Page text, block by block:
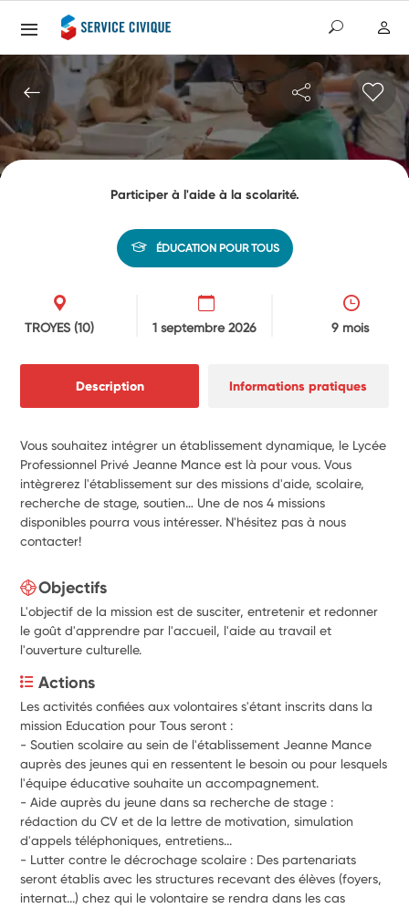
Participer à l'aide à la scolarité.
ÉDUCATION POUR TOUS
TROYES (10) 1 septembre 2026 9 mois
Description Informations pratiques
Vous souhaitez intégrer un établissement dynamique, le Lycée
Professionnel Privé Jeanne Mance est là pour vous. Vous
intègrerez l'établissement sur des missions d'aide, scolaire,
recherche de stage, soutien… Une de nos 4 missions
disponibles pourra vous intéresser. N'hésitez pas à nous
contacter!
Objectifs
L'objectif de la mission est de susciter, entretenir et redonner
le goût d'apprendre par l'accueil, l'aide au travail et
l'ouverture culturelle.
Actions
Les activités confiées aux volontaires s'étant inscrits dans la
mission Education pour Tous seront :
- Soutien scolaire au sein de l'établissement Jeanne Mance
auprès des jeunes qui en ressentent le besoin ou pour lesquels
- Aide auprès du jeune dans sa recherche de stage :
rédaction du CV et de la lettre de motivation, simulation
- Lutter contre le décrochage scolaire : Des partenariats
seront établis avec les structures recevant des élèves (foyers,
internat...) chez qui le volontaire se rendra dans les cas